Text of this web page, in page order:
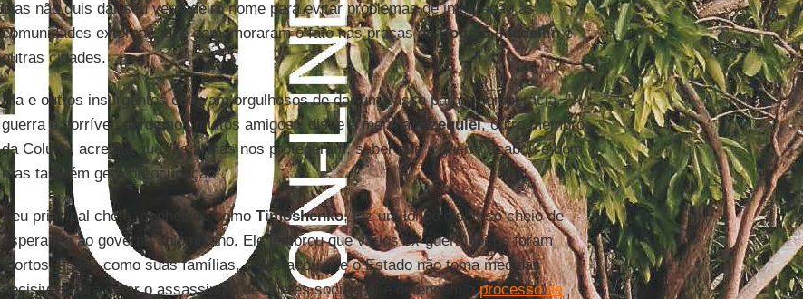
mas não quis dar seu verdadeiro nome para evitar problemas de integração às
comunidades externas, que comemoraram o fato nas praças deBogotá,Medellíne
outras cidades.
Ela e outros insurgentes estavam orgulhosos de dar um passo para a democracia. "A
guerra é horrível; perdemos muitos amigos", disse a menina.Ezequiel, outro membro
da Coluna, acredita que "as armas nos protegeram, saber que a guerra acabou é bom,
mas também gera preocupação".
Seu principal chefe, conhecido como Timoshenko, fez um longo discurso cheio de
esperança ao governo colombiano. Ele lembrou que vários ex-guerrilheiros foram
mortos, assim como suas famílias, e destacou que o Estado não toma medidas
decisivas para deter o assassinato de líderes sociais que defendem oprocesso de